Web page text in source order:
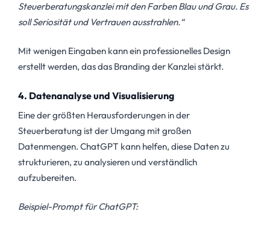
Steuerberatungskanzlei mit den Farben Blau und Grau. Es
soll Seriosität und Vertrauen ausstrahlen.“
Mit wenigen Eingaben kann ein professionelles Design
erstellt werden, das das Branding der Kanzlei stärkt.
4. Datenanalyse und Visualisierung
Eine der größten Herausforderungen in der
Steuerberatung ist der Umgang mit großen
Datenmengen. ChatGPT kann helfen, diese Daten zu
strukturieren, zu analysieren und verständlich
aufzubereiten.
Beispiel-Prompt für ChatGPT: